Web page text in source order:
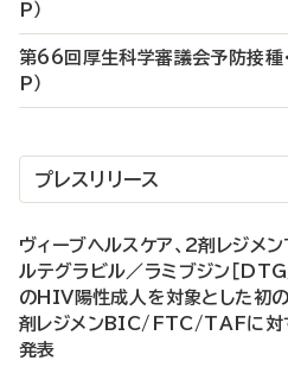
P）
第66回厚生科学審議会予防接種
P）
プレスリリース
ヴィーブヘルスケア、2剤レジメン
ルテグラビル／ラミブジン［
のHIV陽性成人を対象とした初
剤レジメンBIC/FTC/TAFに対
発表